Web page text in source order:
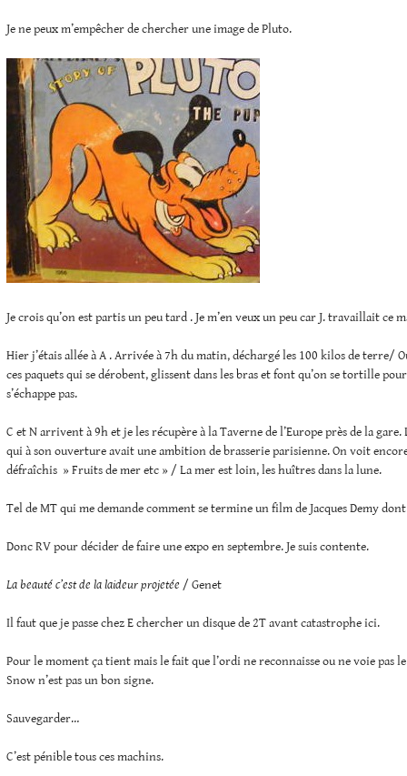
Je ne peux m’empêcher de chercher une image de Pluto.
Je crois qu’on est partis un peu tard . Je m’en veux un peu car J. travaillait ce
Hier j’étais allée à A . Arrivée à 7h du matin, déchargé les 100 kilos de terre/
ces paquets qui se dérobent, glissent dans les bras et font qu’on se tortille
s’échappe pas.
C et N arrivent à 9h et je les récupère à la Taverne de l’Europe près de la gare.
qui à son ouverture avait une ambition de brasserie parisienne. On voit
défraîchis » Fruits de mer etc » / La mer est loin, les huîtres dans la lune.
Tel de MT qui me demande comment se termine un film de Jacques Demy
Donc RV pour décider de faire une expo en septembre. Je suis contente.
La beauté c’est de la laideur projetée / Genet
Il faut que je passe chez E chercher un disque de 2T avant catastrophe ici.
Pour le moment ça tient mais le fait que l’ordi ne reconnaisse ou ne voie pas
Snow n’est pas un bon signe.
Sauvegarder…
C’est pénible tous ces machins.